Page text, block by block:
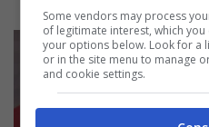
Some vendors may process
of legitimate interest, which
your options below. Look for a
or in the site menu to manage
and cookie settings.